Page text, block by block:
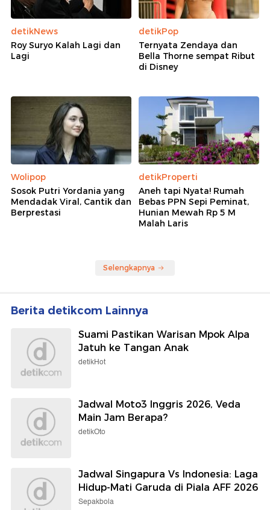
detikNews
Roy Suryo Kalah Lagi dan
Lagi
detikPop
Ternyata Zendaya dan
Bella Thorne sempat Ribut
di Disney
Wolipop
Sosok Putri Yordania yang
Mendadak Viral, Cantik dan
Berprestasi
detikProperti
Aneh tapi Nyata! Rumah
Bebas PPN Sepi Peminat,
Hunian Mewah Rp 5 M
Malah Laris
Selengkapnya
Berita detikcom Lainnya
Suami Pastikan Warisan Mpok Alpa
Jatuh ke Tangan Anak
detikHot
Jadwal Moto3 Inggris 2026, Veda
Main Jam Berapa?
detikOto
Jadwal Singapura Vs Indonesia: Laga
Hidup-Mati Garuda di Piala AFF 2026
Sepakbola